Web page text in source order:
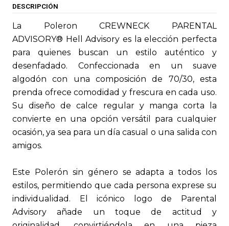
DESCRIPCIÓN
La Poleron CREWNECK PARENTAL
ADVISORY® Hell Advisory es la elección perfecta
para quienes buscan un estilo auténtico y
desenfadado. Confeccionada en un suave
algodón con una composición de 70/30, esta
prenda ofrece comodidad y frescura en cada uso.
Su diseño de calce regular y manga corta la
convierte en una opción versátil para cualquier
ocasión, ya sea para un día casual o una salida con
amigos.
Este Polerón sin género se adapta a todos los
estilos, permitiendo que cada persona exprese su
individualidad. El icónico logo de Parental
Advisory añade un toque de actitud y